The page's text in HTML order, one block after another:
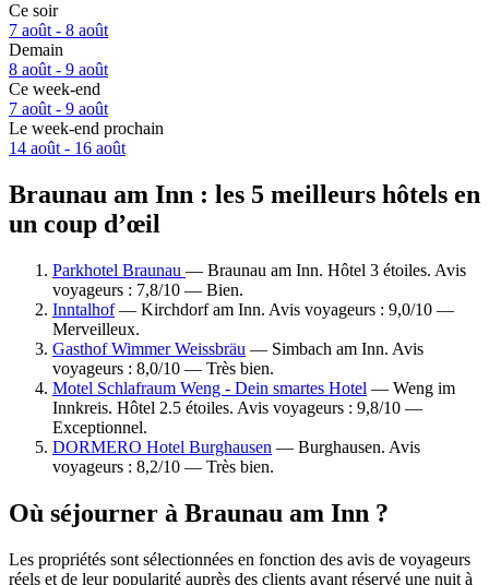
Ce soir
7 août - 8 août
Demain
8 août - 9 août
Ce week-end
7 août - 9 août
Le week-end prochain
14 août - 16 août
Braunau am Inn : les 5 meilleurs hôtels en
un coup d’œil
Parkhotel Braunau — Braunau am Inn. Hôtel 3 étoiles. Avis
voyageurs : 7,8/10 — Bien.
Inntalhof— Kirchdorf am Inn. Avis voyageurs : 9,0/10 —
Merveilleux.
Gasthof Wimmer Weissbräu — Simbach am Inn. Avis
voyageurs : 8,0/10 — Très bien.
Motel Schlafraum Weng - Dein smartes Hotel — Weng im
Innkreis. Hôtel 2.5 étoiles. Avis voyageurs : 9,8/10 —
Exceptionnel.
DORMERO Hotel Burghausen — Burghausen. Avis
voyageurs : 8,2/10 — Très bien.
Où séjourner à Braunau am Inn ?
Les propriétés sont sélectionnées en fonction des avis de voyageurs
réels et de leur popularité auprès des clients ayant réservé une nuit à